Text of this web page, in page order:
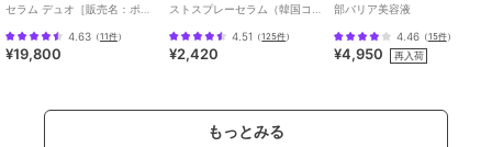
セラム デュオ［販売名：ポー
4.63 （11件）
¥19,800
ストスプレーセラム（韓国コ
4.51 （125件）
¥2,420
部バリア美容液
4.46（15件）
¥4,950 再入荷
もっとみる